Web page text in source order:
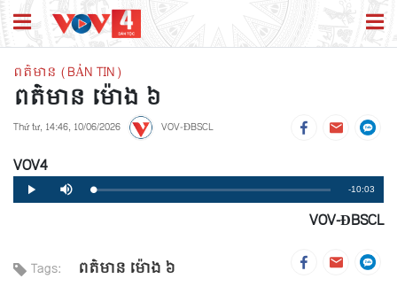
ពត៌មាន (BẢN TIN)
ពត៌មាន ម៉ោង​ ៦
Thứ tư, 14:46, 10/06/2026 VOV-ĐBSCL
VOV4
Play Mute Loaded:
0%
Progress:
0%
Remaining
Time
-10:03
VOV-ĐBSCL
Tags: ពត៌មាន ម៉ោង​ ៦